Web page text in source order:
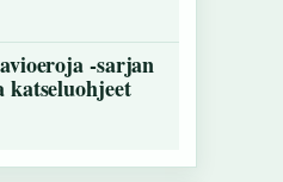
-sarjan
katseluohjeet